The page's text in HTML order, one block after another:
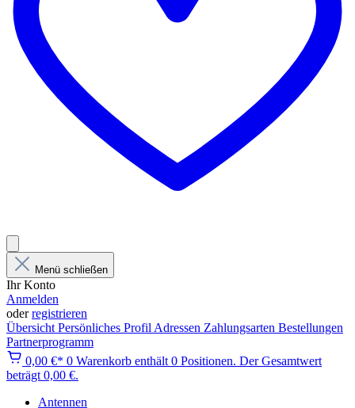
Menü schließen
Ihr Konto
Anmelden
oderregistrieren
Übersicht Persönliches Profil Adressen Zahlungsarten Bestellungen
Partnerprogramm
0,00 €* 0 Warenkorb enthält 0 Positionen. Der Gesamtwert
beträgt 0,00 €.
Antennen